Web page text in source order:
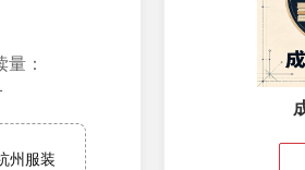
量：
州服装